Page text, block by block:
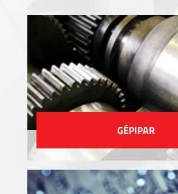
MUTASS TÖBBET
GÉPIPAR